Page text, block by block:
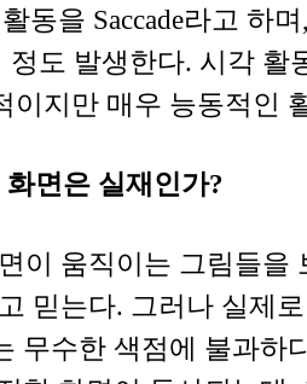
동을 Saccade라고 하
정도 발생한다. 시각 활
이지만 매우 능동적인
면은 실재인가?
이 움직이는 그림들을
믿는다. 그러나 실제
무수한 색점에 불과하